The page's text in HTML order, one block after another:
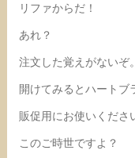
リファからだ！
あれ？
注文した覚えがないぞ。
開けてみるとハートブ
販促用にお使いくださ
このご時世ですよ？